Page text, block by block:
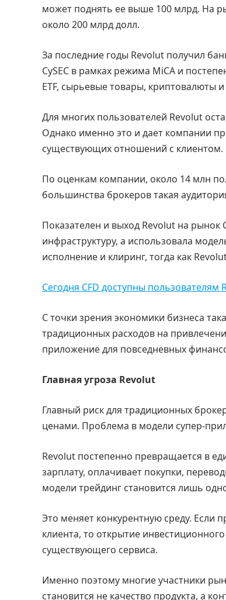
может поднять ее выше 100 млрд. На
около 200 млрд долл.
За последние годы Revolut получил
CySEC в рамках режима MiCA и
ETF, сырьевые товары, криптовалюты и
Для многих пользователей Revolut
Однако именно это и дает компании
существующих отношений с клиентом.
По оценкам компании, около 14 млн
большинства брокеров такая
Показателен и выход Revolut на рынок
инфраструктуру, а использовала
исполнение и клиринг, тогда как
Сегодня CFD доступны пользователям
С точки зрения экономики бизнеса
традиционных расходов на
приложение для повседневных
Главная угроза Revolut
Главный риск для традиционных
ценами. Проблема в модели супер-
Revolut постепенно превращается в
зарплату, оплачивает покупки,
модели трейдинг становится лишь
Это меняет конкурентную среду.
клиента, то открытие
существующего сервиса.
Именно поэтому многие участники
становится не качество продукта, а